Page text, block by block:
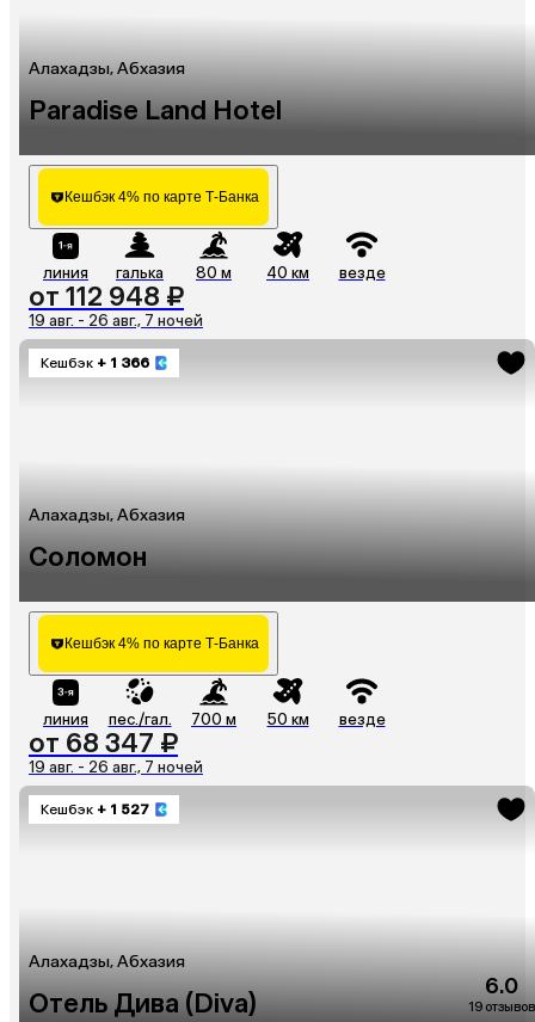
Алахадзы, Абхазия
Paradise Land Hotel
Кешбэк 4% по карте Т-Банка
линия галька 80 м 40 км везде
от 112 948 ₽
19 авг. - 26 авг., 7 ночей
Кешбэк + 1 366
Алахадзы, Абхазия
Соломон
Кешбэк 4% по карте Т-Банка
линия пес./гал. 700 м 50 км везде
от 68 347 ₽
19 авг. - 26 авг., 7 ночей
Кешбэк + 1 527
Алахадзы, Абхазия
Отель Дива (Diva)
6.0
19 отзывов